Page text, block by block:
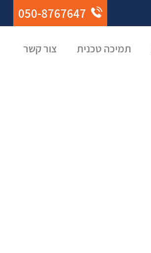
050-8767647
תמיכה טכנית צור קשר